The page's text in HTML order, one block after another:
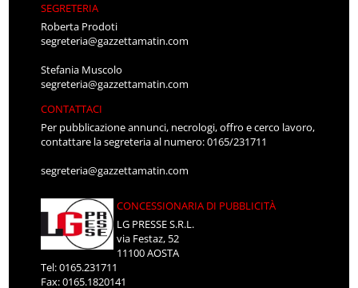
SEGRETERIA
Roberta Prodoti
segreteria@gazzettamatin.com
Stefania Muscolo
segreteria@gazzettamatin.com
CONTATTACI
Per pubblicazione annunci, necrologi, offro e cerco lavoro,
contattare la segreteria al numero: 0165/231711
segreteria@gazzettamatin.com
CONCESSIONARIA DI PUBBLICITÀ
LG PRESSE S.R.L.
via Festaz, 52
11100 AOSTA
Tel: 0165.231711
Fax: 0165.1820141